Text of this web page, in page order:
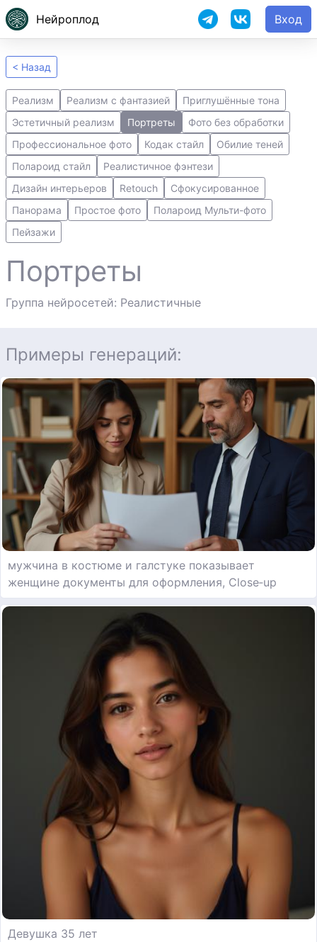
Нейроплод Вход
< Назад
Реализм Реализм с фантазией
Приглушённые тона
Эстетичный реализм
Портреты
Фото без обработки
Профессиональное фото
Кодак стайл
Обилие теней
Полароид стайл
Реалистичное фэнтези
Дизайн интерьеров
Retouch
Сфокусированное
Панорама
Простое фото
Полароид Мульти-фото
Пейзажи
Портреты
Группа нейросетей: Реалистичные
Примеры генераций:
мужчина в костюме и галстуке показывает
женщине документы для оформления, Close‑up
Девушка 35 лет